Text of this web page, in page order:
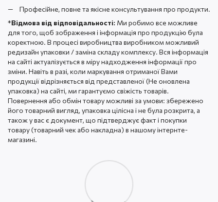
Професійне, повне та якісне консультування про продукти.
*Відмова від відповідальності: Ми робимо все можливе
для того, щоб зображення і інформація про продукцію була
коректною. В процесі виробництва виробником можливий
редизайн упаковки / заміна складу комплексу. Вся інформація
на сайті актуалізується в міру надходження інформації про
зміни. Навіть в разі, коли маркування отриманої Вами
продукції відрізняється від представленої (Не оновлена ​​
упаковка) на сайті, ми гарантуємо свіжість товарів.
Повернення або обмін товару можливі за умови: збережено
його товарний вигляд, упаковка цілісна і не була розкрита, а
також у вас є документ, що підтверджує факт і покупки
товару (товарний чек або накладна) в нашому інтернте-
магазині.